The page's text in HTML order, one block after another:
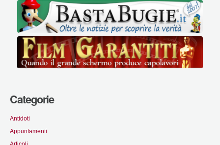
Categorie
Antidoti
Appuntamenti
Articoli